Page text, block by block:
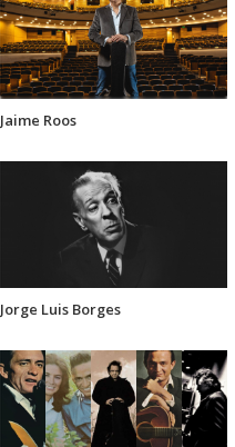
Jaime Roos
Jorge Luis Borges